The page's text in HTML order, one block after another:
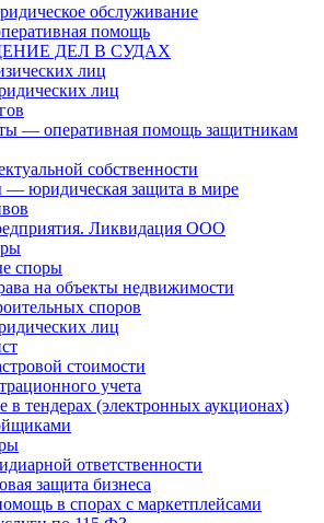
обслуживание
помощь
ДЕЛ В СУДАХ
лиц
лиц
— оперативная помощь защитникам
собственности
юридическая защита в мире
Ликвидация ООО
споры
на объекты недвижимости
споров
лиц
стоимости
учета
в тендерах (электронных аукционах)
ответственности
защита бизнеса
в спорах с маркетплейсами